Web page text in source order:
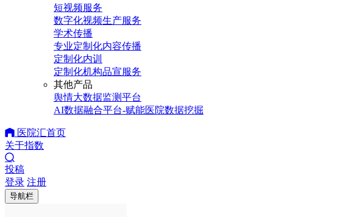
短视频服务
数字化视频生产服务
学术传播
专业定制化内容传播
定制化内训
定制化机构品宣服务
其他产品
舆情大数据监测平台
AI数据融合平台-赋能医院数据挖掘
医院汇首页
关于指数
投稿
登录 注册
导航栏